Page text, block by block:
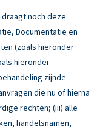
noch deze
Documentatie en
(zoals hieronder
hieronder
zijnde
die nu of hierna
rechten; (iii) alle
handelsnamen,